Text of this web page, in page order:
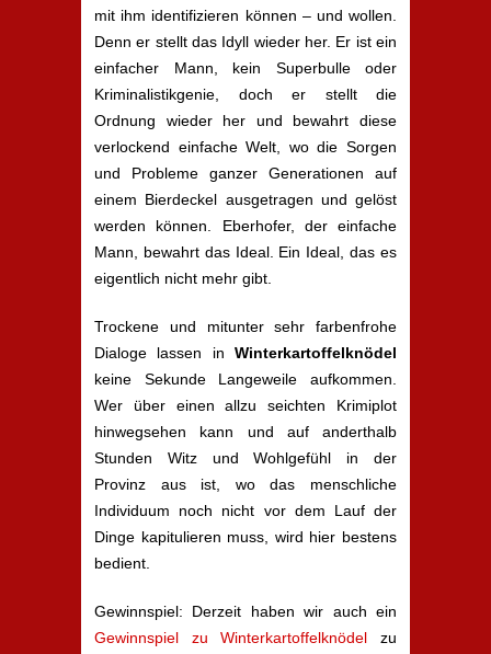
mit ihm identifizieren können – und wollen.
Denn er stellt das Idyll wieder her. Er ist ein
einfacher Mann, kein Superbulle oder
Kriminalistikgenie, doch er stellt die
Ordnung wieder her und bewahrt diese
verlockend einfache Welt, wo die Sorgen
und Probleme ganzer Generationen auf
einem Bierdeckel ausgetragen und gelöst
werden können. Eberhofer, der einfache
Mann, bewahrt das Ideal. Ein Ideal, das es
eigentlich nicht mehr gibt.
Trockene und mitunter sehr farbenfrohe
Dialoge lassen in Winterkartoffelknödel
keine Sekunde Langeweile aufkommen.
Wer über einen allzu seichten Krimiplot
hinwegsehen kann und auf anderthalb
Stunden Witz und Wohlgefühl in der
Provinz aus ist, wo das menschliche
Individuum noch nicht vor dem Lauf der
Dinge kapitulieren muss, wird hier bestens
bedient.
Gewinnspiel: Derzeit haben wir auch ein
Gewinnspiel zu Winterkartoffelknödel zu